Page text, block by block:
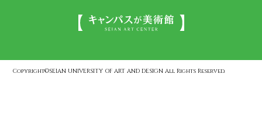
Copyright©SEIAN UNIVERSITY OF ART AND DESIGN All Rights Reserved.